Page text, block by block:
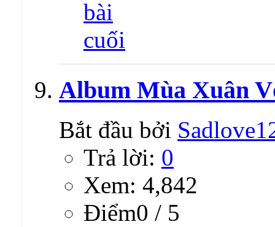
Album Mùa Xuân
Bắt đầu bởi
Trả lời: 0
Xem: 4,842
Ðiểm0 / 5